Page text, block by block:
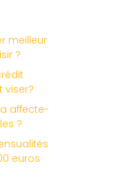
meilleur
?
viser?
affecte-
?
euros